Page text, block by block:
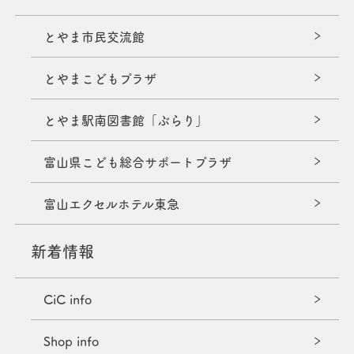
とやま市民交流館
とやまこどもプラザ
とやま駅南図書館「ぶらり」
富山県こども総合サポートプラザ
富山エクセルホテル東急
新着情報
CiC info
Shop info